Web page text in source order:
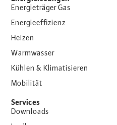
Energieträger Gas
Energieeffizienz
Heizen
Warmwasser
Kühlen & Klimatisieren
Mobilität
Services
Downloads